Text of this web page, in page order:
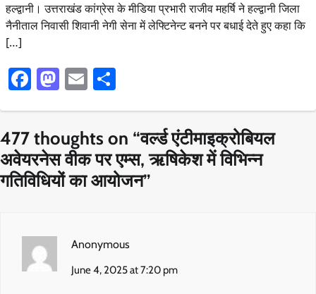
हल्द्वानी। उत्तराखंड कांग्रेस के मीडिया प्रभारी राजीव महर्षि ने हल्द्वानी जिला
नैनीताल निवासी शिवानी नेगी सेना में लेफ्टिनेन्ट बनने पर बधाई देते हुए कहा कि
[…]
Facebook
Mastodon
Email
477 thoughts on “वर्ल्ड एंटीमाइक्रोबियल
अवेयरनेस वीक पर एम्स, ऋषिकेश में विभिन्न
गतिविधियों का आयोजन”
Anonymous
June 4, 2025 at 7:20 pm